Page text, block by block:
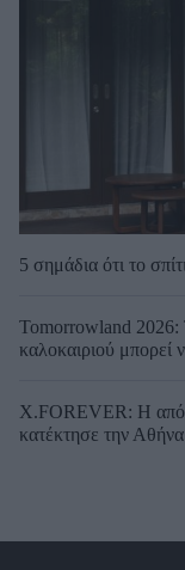
5 σημάδια ότι το
Tomorrowland 2026:
καλοκαιριού μπορεί
X.FOREVER: Η
κατέκτησε την Αθήνα